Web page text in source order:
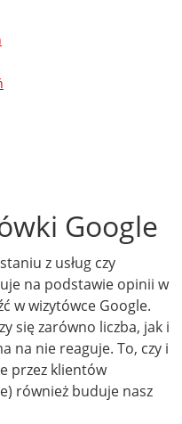
Google
z usług czy
na podstawie opinii w
w wizytówce Google.
się zarówno liczba, jak i
na nie reaguje. To, czy i
przez klientów
również buduje nasz